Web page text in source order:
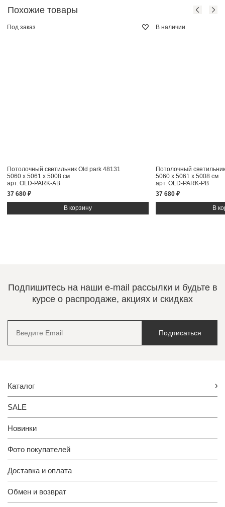
Похожие товары
Под заказ
Потолочный светильник Old park 48131
5060 x 5061 x 5008 см
арт. OLD-PARK-AB
37 680 ₽
В наличии
Потолочный
5060 x 5061 x 5008 см
арт. OLD-PARK-PB
37 680 ₽
Подпишитесь на наши e-mail рассылки и будьте в
курсе о распродаже, акциях и скидках
Подписаться
Каталог
SALE
Новинки
Фото покупателей
Доставка и оплата
Обмен и возврат